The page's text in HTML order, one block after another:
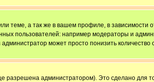
а так же в вашем профиле, в зависимости
пользователей: например модераторы и
может просто понизить
администратором). Это сделано для